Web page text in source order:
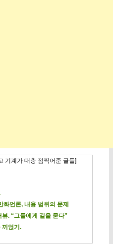
기계가 대충 점찍어준 글들]
화언론, 내용 범위의 문제
뷰. “그들에게 길을 묻다”
끼얹기.